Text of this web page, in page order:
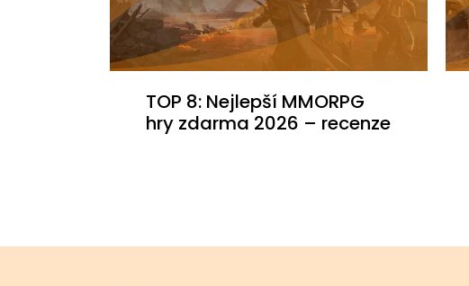
TOP 8: Nejlepší MMORPG
hry zdarma 2026 – recenze